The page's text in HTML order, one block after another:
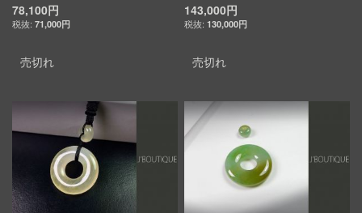
78,100円
71,000円
売切れ
143,000円
130,000円
売切れ